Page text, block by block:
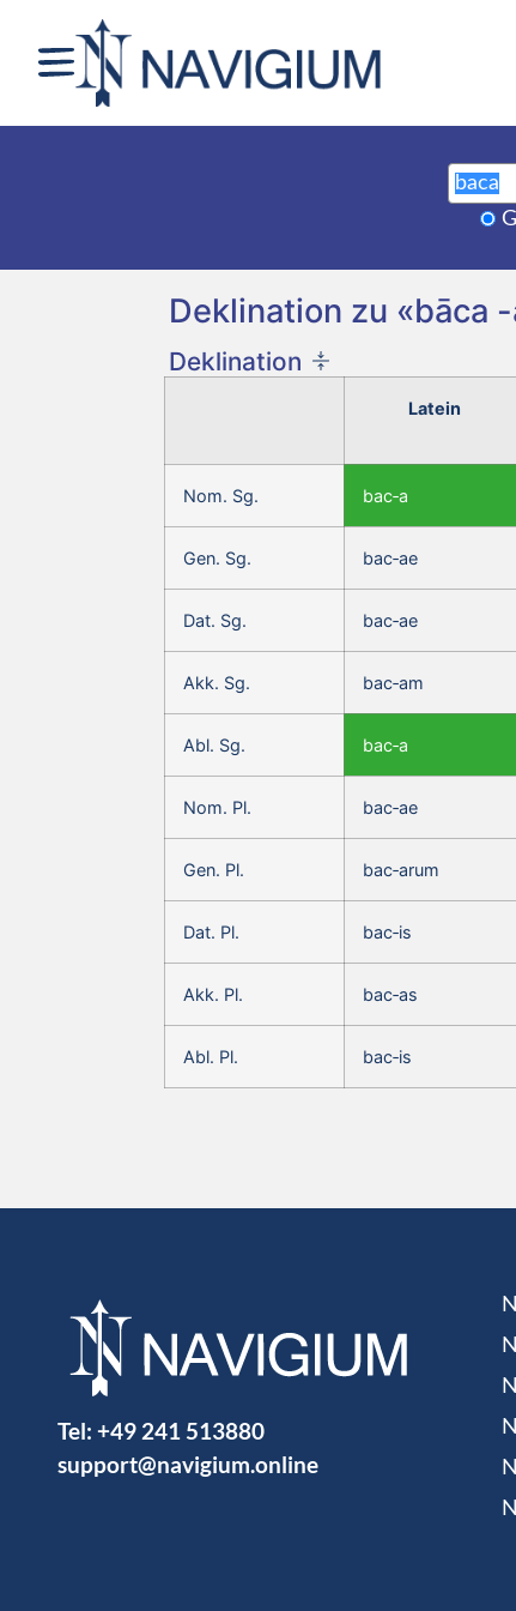
Deklination zu «bāca
Deklination
Latein
Nom. Sg. bac‑a
Gen. Sg. bac‑ae
Dat. Sg. bac‑ae
Akk. Sg. bac‑am
Abl. Sg. bac‑a
Nom. Pl. bac‑ae
Gen. Pl. bac‑arum
Dat. Pl. bac‑is
Akk. Pl. bac‑as
Abl. Pl. bac‑is
Tel: +49 241 513880
support@navigium.online